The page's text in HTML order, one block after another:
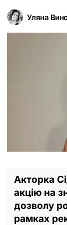
Уляна
Акторка
акцію на
дозволу
рамках